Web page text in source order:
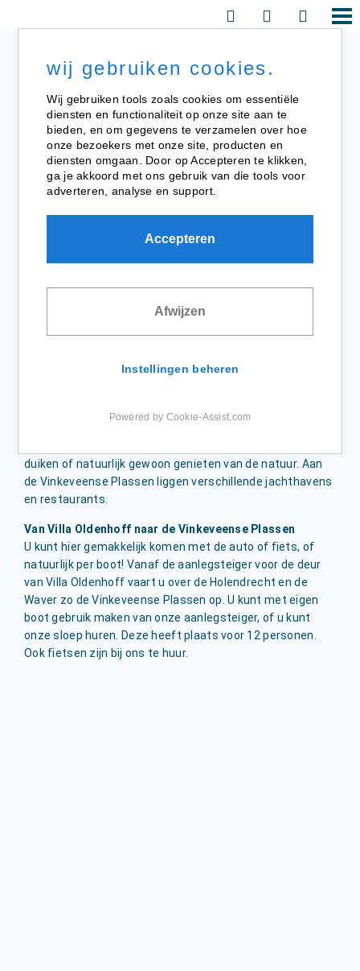
duiken of natuurlijk gewoon genieten van de natuur. Aan
de Vinkeveense Plassen liggen verschillende jachthavens
en restaurants.
Van Villa Oldenhoff naar de Vinkeveense Plassen
U kunt hier gemakkelijk komen met de auto of fiets, of
natuurlijk per boot! Vanaf de aanlegsteiger voor de deur
van Villa Oldenhoff vaart u over de Holendrecht en de
Waver zo de Vinkeveense Plassen op. U kunt met eigen
boot gebruik maken van onze aanlegsteiger, of u kunt
onze sloep huren. Deze heeft plaats voor 12 personen.
Ook fietsen zijn bij ons te huur.
wij gebruiken cookies.
Wij gebruiken tools zoals cookies om essentiële
diensten en functionaliteit op onze site aan te
bieden, en om gegevens te verzamelen over hoe
onze bezoekers met onze site, producten en
diensten omgaan. Door op Accepteren te klikken,
ga je akkoord met ons gebruik van die tools voor
adverteren, analyse en support.
Accepteren
Afwijzen
Instellingen beheren
Powered by Cookie-Assist.com